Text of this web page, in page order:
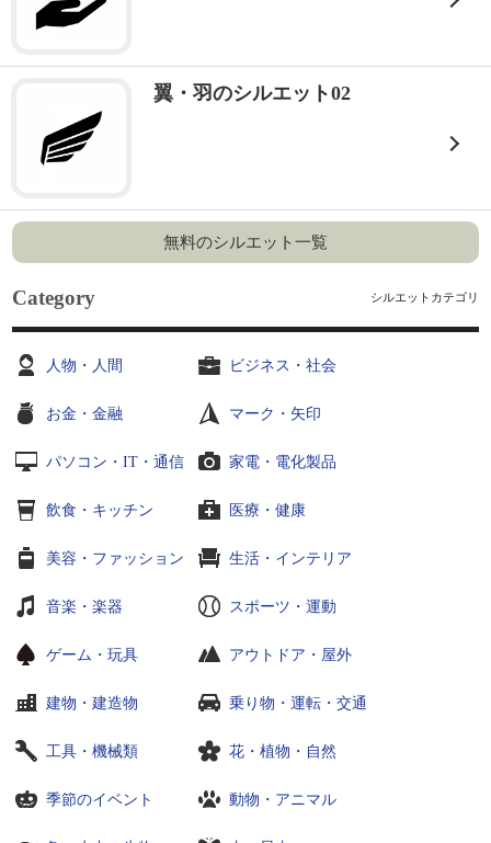
翼・羽のシルエット02
無料のシルエット一覧
Category シルエットカテゴリ
人物・人間 ビジネス・社会
お金・金融 マーク・矢印
パソコン・IT・通信 家電・電化製品
飲食・キッチン 医療・健康
美容・ファッション 生活・インテリア
音楽・楽器 スポーツ・運動
ゲーム・玩具 アウトドア・屋外
建物・建造物 乗り物・運転・交通
工具・機械類 花・植物・自然
季節のイベント 動物・アニマル